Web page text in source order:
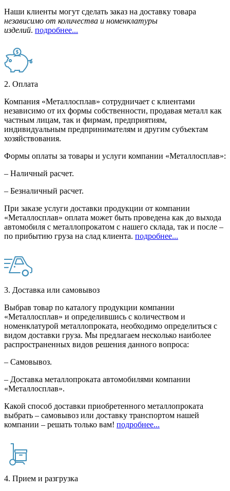
Наши клиенты могут сделать заказ на доставку товара
независимо от количества и номенклатуры
изделий. подробнее...
2. Оплата
Компания «Металлосплав» сотрудничает с клиентами
независимо от их формы собственности, продавая металл как
частным лицам, так и фирмам, предприятиям,
индивидуальным предпринимателям и другим субъектам
хозяйствования.
Формы оплаты за товары и услуги компании «Металлосплав»:
– Наличный расчет.
– Безналичный расчет.
При заказе услуги доставки продукции от компании
«Металлосплав» оплата может быть проведена как до выхода
автомобиля с металлопрокатом с нашего склада, так и после –
по прибытию груза на слад клиента. подробнее...
3. Доставка или самовывоз
Выбрав товар по каталогу продукции компании
«Металлосплав» и определившись с количеством и
номенклатурой металлопроката, необходимо определиться с
видом доставки груза. Мы предлагаем несколько наиболее
распространенных видов решения данного вопроса:
– Самовывоз.
– Доставка металлопроката автомобилями компании
«Металлосплав».
Какой способ доставки приобретенного металлопроката
выбрать – самовывоз или доставку транспортом нашей
компании – решать только вам! подробнее...
4. Прием и разгрузка